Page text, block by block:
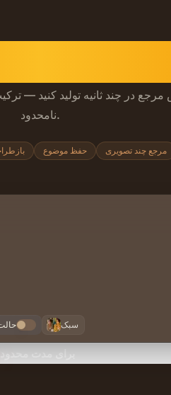
چند ثانیه تولید کنید — ترکیب
نامحدود.
حفظ موضوع مرجع چند تصویری
سبک
برای مدت محدود